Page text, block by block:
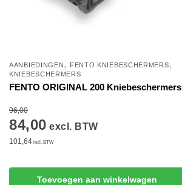
AANBIEDINGEN, FENTO KNIEBESCHERMERS,
KNIEBESCHERMERS
FENTO ORIGINAL 200 Kniebeschermers
96,00
84,00 excl. BTW
101,64 incl. BTW
Toevoegen aan winkelwagen